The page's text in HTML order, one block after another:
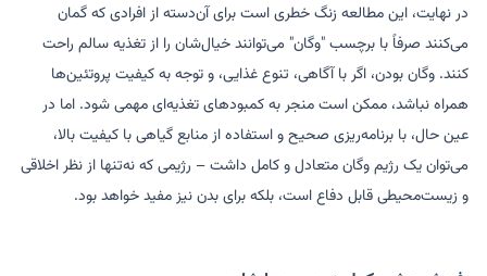
در نهایت، این مطالعه زنگ خطری است برای آن‌دسته از افرادی که گمان
می‌کنند صرفاً با برچسب "وگان" می‌توانند خیال‌شان را از تغذیه سالم راحت
کنند. وگان بودن، اگر با آگاهی، تنوع غذایی، و توجه به کیفیت پروتئین‌ها
همراه نباشد، ممکن است منجر به کمبودهای تغذیه‌ای مهمی شود. اما در
عین حال، با برنامه‌ریزی صحیح و استفاده از منابع گیاهی با کیفیت بالا،
می‌توان یک رژیم وگان متعادل و کامل داشت – رژیمی که نه‌تنها از نظر اخلاقی
و زیست‌محیطی قابل دفاع است، بلکه برای بدن نیز مفید خواهد بود.